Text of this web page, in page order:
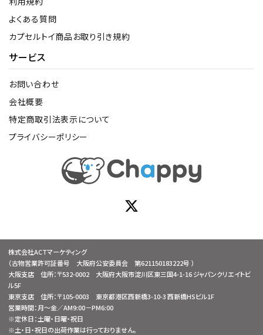
よくある質問
カプセルトイ商品お取り引き規約
サービス
お問い合わせ
会社概要
特定商取引法表示について
プライバシーポリシー
株式会社ACTマーケティング
（古物営業許可証番号 大阪府公安委員会 第621150183222号 ）
大阪支店 住所：〒532-0002 大阪府大阪市淀川区東三国4-1-16 ジャパンクリエイトビ
ル5F
東京支店 住所：〒105-0003 東京都港区西新橋3-10-3 西新橋HSビル1F
営業時間：月～金／AM9:00－PM6:00
※定休日：土曜・日曜・祝日
※土・日・祝日の出荷作業は行っておりません。